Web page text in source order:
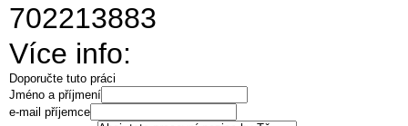
702213883
Více info:
Doporučte tuto práci
Jméno a příjmení
e-mail příjemce